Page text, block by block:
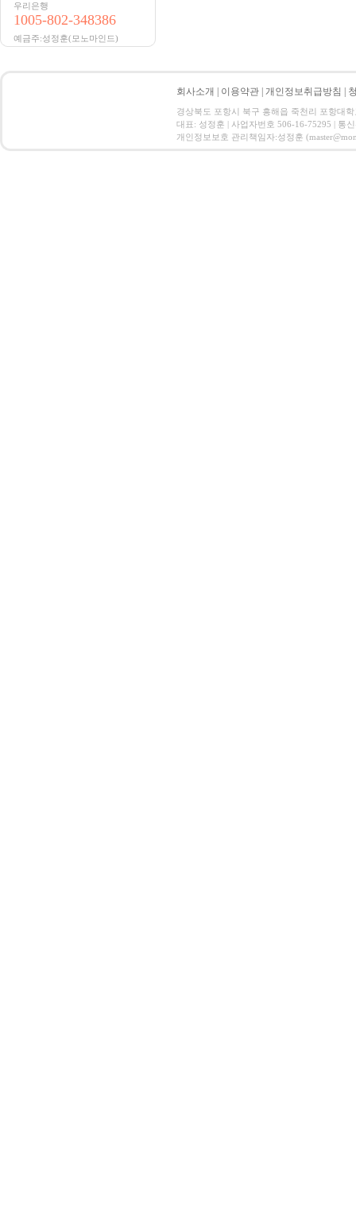
우리은행
1005-802-348386
예금주:성정훈(모노마인드)
회사소개 이용약관 개인정보취급방침
경상북도 포항시 북구 흥해읍 죽천리 포항대
대표: 성정훈 | 사업자번호 506-16-75295 | 통
개인정보보호 관리책임자:성정훈